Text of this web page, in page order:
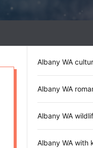
Albany WA
Albany WA
Albany WA
Albany WA with